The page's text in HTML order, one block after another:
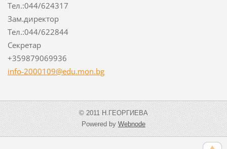
Тел.:044/624317
Зам.директор
Тел.:044/622844
Секретар
+359879069936
info-2000109@edu.mon.bg
© 2011 Н.ГЕОРГИЕВА
Powered byWebnode